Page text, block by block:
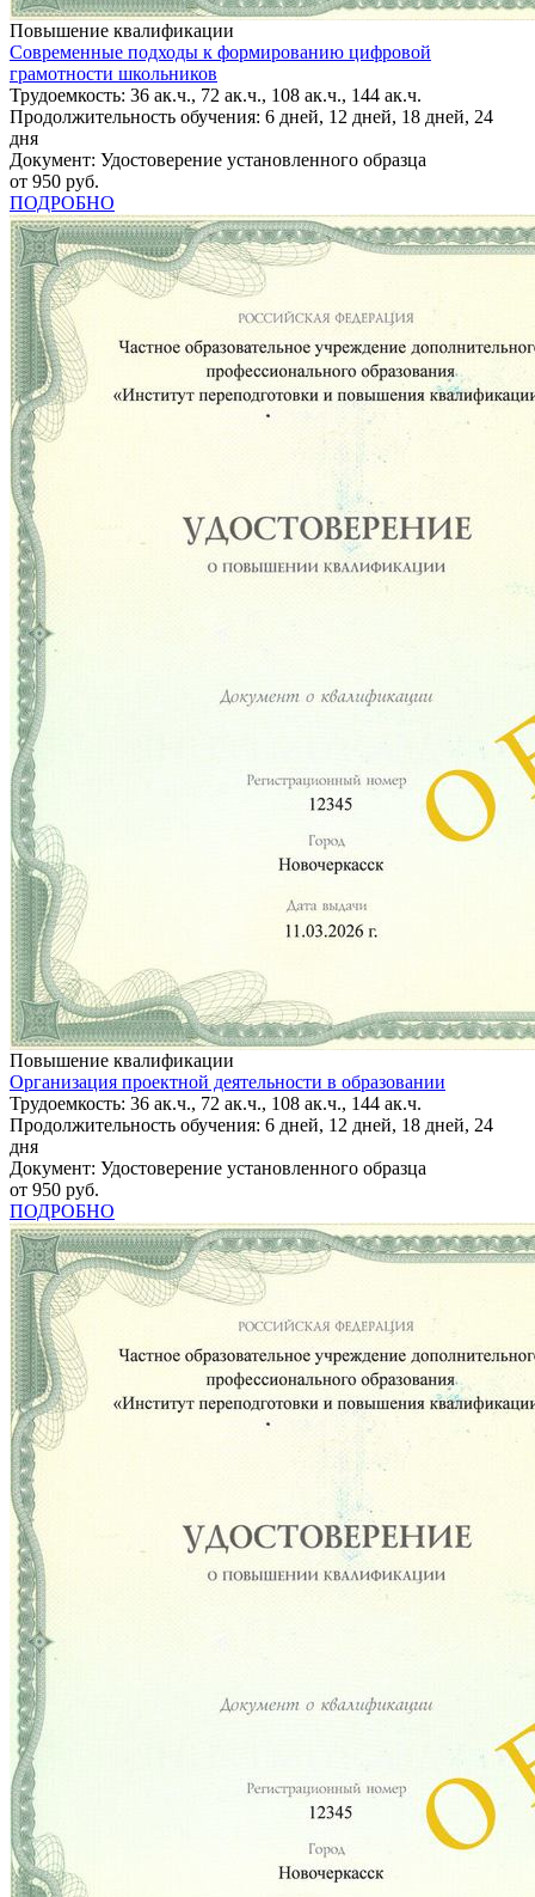
Повышение квалификации
Современные подходы к формированию цифровой
грамотности школьников
Трудоемкость: 36 ак.ч., 72 ак.ч., 108 ак.ч., 144 ак.ч.
Продолжительность обучения: 6 дней, 12 дней, 18 дней, 24
дня
Документ: Удостоверение установленного образца
от 950 руб.
ПОДРОБНО
Повышение квалификации
Организация проектной деятельности в образовании
Трудоемкость: 36 ак.ч., 72 ак.ч., 108 ак.ч., 144 ак.ч.
Продолжительность обучения: 6 дней, 12 дней, 18 дней, 24
дня
Документ: Удостоверение установленного образца
от 950 руб.
ПОДРОБНО